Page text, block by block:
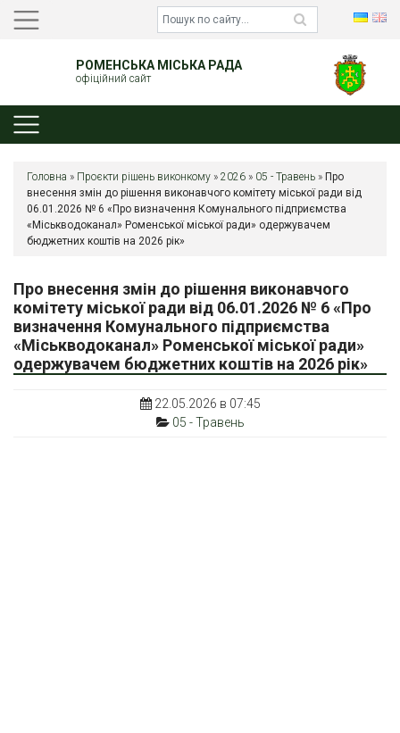
РОМЕНСЬКА МІСЬКА РАДА
офіційний сайт
Головна » Проєкти рішень виконкому » 2026 » 05 - Травень » Про
внесення змін до рішення виконавчого комітету міської ради від
06.01.2026 № 6 «Про визначення Комунального підприємства
«Міськводоканал» Роменської міської ради» одержувачем
бюджетних коштів на 2026 рік»
Про внесення змін до рішення виконавчого
комітету міської ради від 06.01.2026 № 6 «Про
визначення Комунального підприємства
«Міськводоканал» Роменської міської ради»
одержувачем бюджетних коштів на 2026 рік»
22.05.2026 в 07:45
05 - Травень